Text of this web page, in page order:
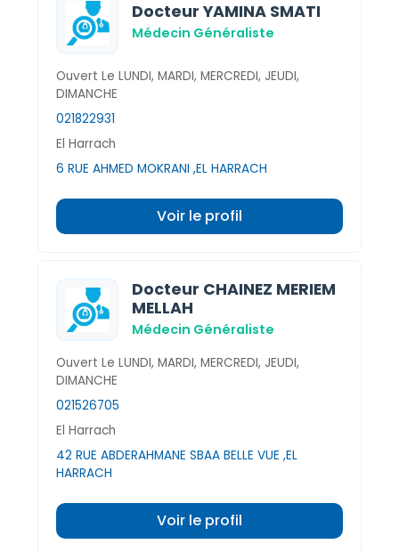
Docteur YAMINA SMATI
Médecin Généraliste
Ouvert Le LUNDI, MARDI, MERCREDI, JEUDI,
DIMANCHE
021822931
El Harrach
6 RUE AHMED MOKRANI ,EL HARRACH
Voir le profil
Docteur CHAINEZ MERIEM
MELLAH
Médecin Généraliste
Ouvert Le LUNDI, MARDI, MERCREDI, JEUDI,
DIMANCHE
021526705
El Harrach
42 RUE ABDERAHMANE SBAA BELLE VUE ,EL
HARRACH
Voir le profil